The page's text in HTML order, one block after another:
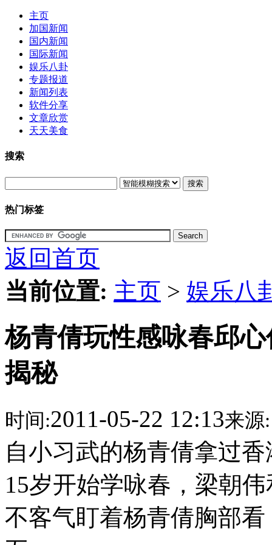
主页
加国新闻
国内新闻
国际新闻
娱乐八卦
专题报道
新闻列表
软件分享
文章欣赏
天天美食
搜索
搜索
热门标签
返回首页
当前位置: 主页 > 娱乐八
杨青倩玩性感咏春邱
揭秘
时间:2011-05-22 12:13来源:
自小习武的杨青倩拿过
15岁开始学咏春，梁朝
不客气盯着杨青倩胸部